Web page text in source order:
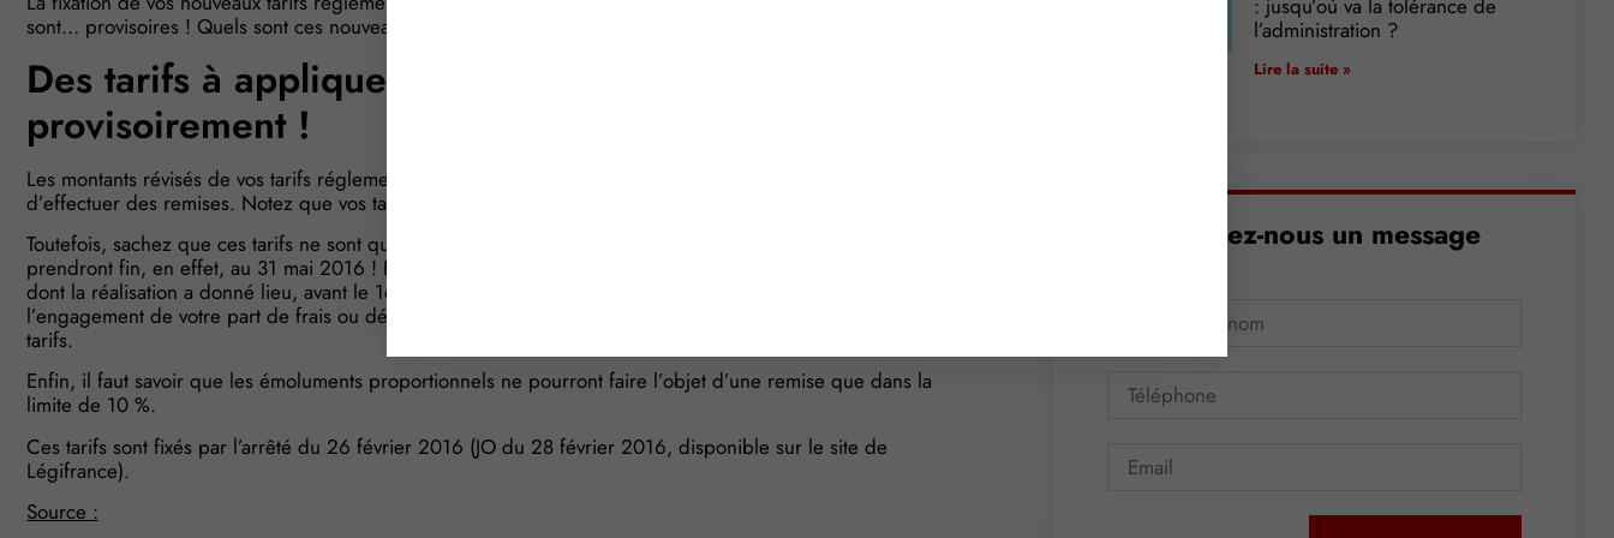
sont… provisoires ! Quels sont ces nouveaux tarifs ?
Des tarifs à appliquer dès maintenant… et
provisoirement !
Les montants révisés de vos tarifs réglementés sont désormais connus. Il a également été revu vos possibilités
d’effectuer des remises. Notez que vos tarifs sont désormais intégrés dans le Code de commerce.
Toutefois, sachez que ces tarifs ne sont que provisoires ! S’ils sont applicables depuis le 1er mars 2016, ils
prendront fin, en effet, au 31 mai 2016 ! Par dérogation, les prestations effectuées avant le 1er mai 2016 ou
dont la réalisation a donné lieu, avant le 1er mars 2016, au versement d’un acompte ou d’une provision, ou à
l’engagement de votre part de frais ou débours, donnent lieu à la perception d’émoluments selon les anciens
tarifs.
Enfin, il faut savoir que les émoluments proportionnels ne pourront faire l’objet d’une remise que dans la
limite de 10 %.
Ces tarifs sont fixés par l’arrêté du 26 février 2016 (JO du 28 février 2016, disponible sur le site de
Légifrance).
Source :
: jusqu’où va la tolérance de
l’administration ?
Lire la suite »
Envoyez-nous un message